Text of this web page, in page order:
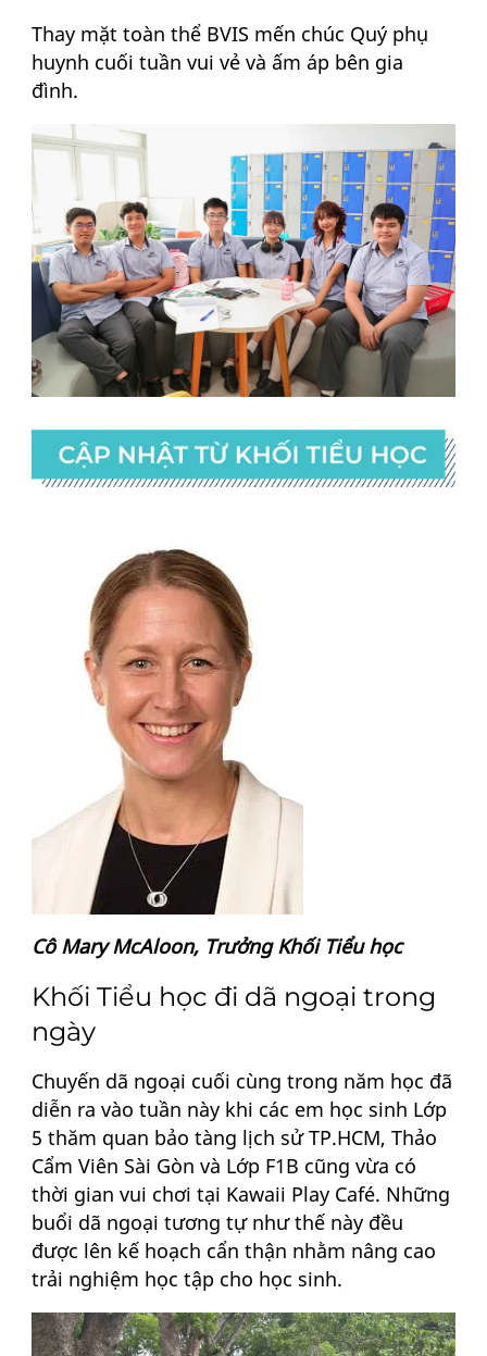
Thay mặt toàn thể BVIS mến chúc Quý phụ
huynh cuối tuần vui vẻ và ấm áp bên gia
đình.
Cô Mary McAloon, Trưởng Khối Tiểu học
Khối Tiểu học đi dã ngoại trong
ngày
Chuyến dã ngoại cuối cùng trong năm học đã
diễn ra vào tuần này khi các em học sinh Lớp
5 thăm quan bảo tàng lịch sử TP.HCM, Thảo
Cẩm Viên Sài Gòn và Lớp F1B cũng vừa có
thời gian vui chơi tại Kawaii Play Café. Những
buổi dã ngoại tương tự như thế này đều
được lên kế hoạch cẩn thận nhằm nâng cao
trải nghiệm học tập cho học sinh.